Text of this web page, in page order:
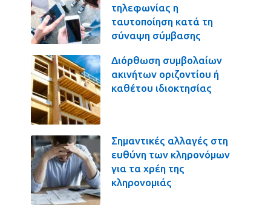
τηλεφωνίας η
ταυτοποίηση κατά τη
σύναψη σύμβασης
Διόρθωση συμβολαίων
ακινήτων οριζοντίου ή
καθέτου ιδιοκτησίας
Σημαντικές αλλαγές στη
ευθύνη των κληρονόμων
για τα χρέη της
κληρονομιάς